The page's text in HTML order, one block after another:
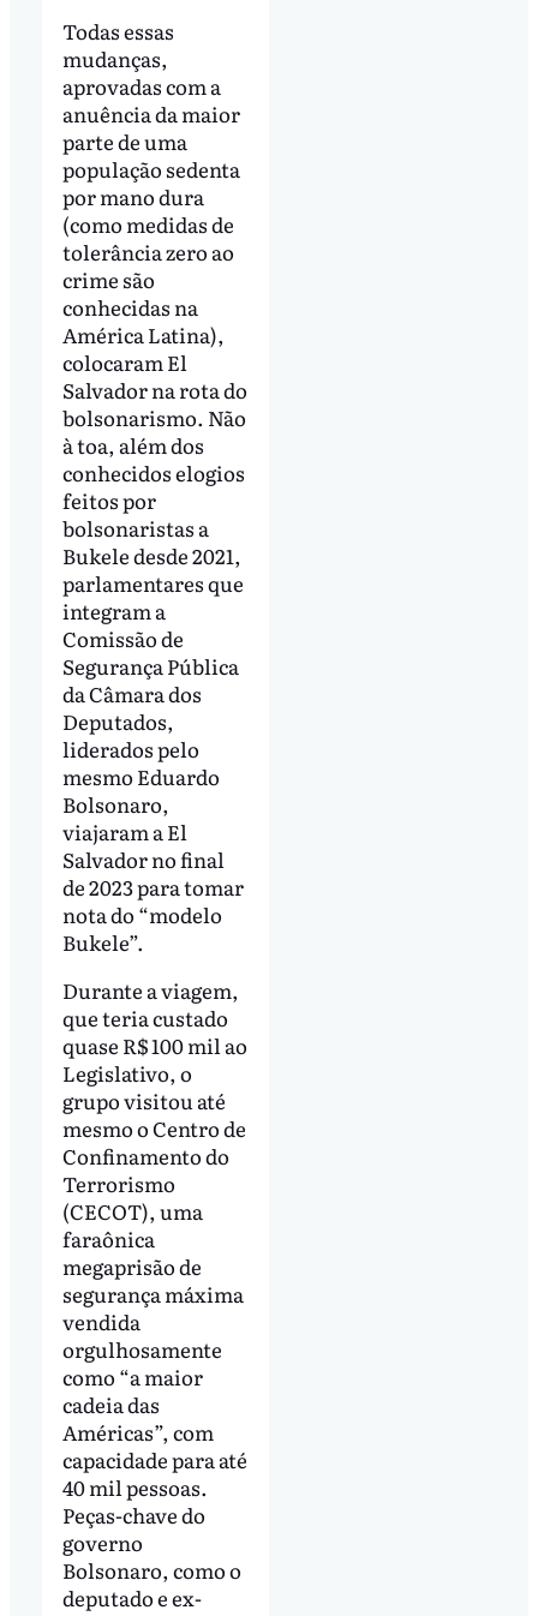
Todas essas
mudanças,
aprovadas com a
anuência da maior
parte de uma
população sedenta
por mano dura
(como medidas de
tolerância zero ao
crime são
conhecidas na
América Latina),
colocaram El
Salvador na rota do
bolsonarismo. Não
à toa, além dos
conhecidos elogios
feitos por
bolsonaristas a
Bukele desde 2021,
parlamentares que
integram a
Comissão de
Segurança Pública
da Câmara dos
Deputados,
liderados pelo
mesmo Eduardo
Bolsonaro,
viajaram a El
Salvador no final
de 2023 para tomar
nota do “modelo
Bukele”.
Durante a viagem,
que teria custado
quase R$ 100 mil ao
Legislativo, o
grupo visitou até
mesmo o Centro de
Confinamento do
Terrorismo
(CECOT), uma
faraônica
megaprisão de
segurança máxima
vendida
orgulhosamente
como “a maior
cadeia das
Américas”, com
capacidade para até
40 mil pessoas.
Peças-chave do
governo
Bolsonaro, como o
deputado e ex-